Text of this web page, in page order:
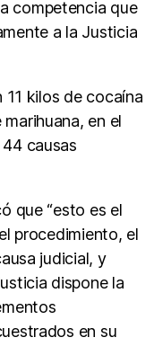
competencia que
a la Justicia
11 kilos de cocaína
en el
causas
que “esto es el
procedimiento, el
judicial, y
dispone la
en su